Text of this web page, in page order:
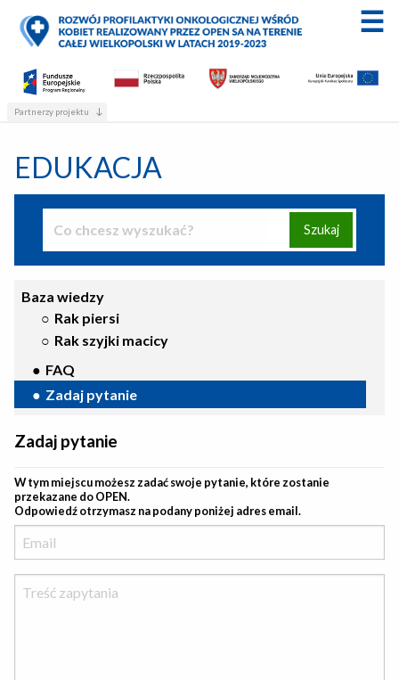
Partnerzy projektu
EDUKACJA
Szukaj
Baza wiedzy
○ Rak piersi
○ Rak szyjki macicy
● FAQ
● Zadaj pytanie
Zadaj pytanie
W tym miejscu możesz zadać swoje pytanie, które zostanie
przekazane do OPEN.
Odpowiedź otrzymasz na podany poniżej adres email.